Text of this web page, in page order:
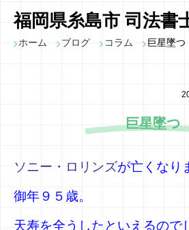
福岡県糸島市 司法書
ホーム ブログ コラム 巨星墜つ
巨星墜つ
ソニー・ロリンズが亡くなり
御年９５歳。
天寿を全うしたといえるので